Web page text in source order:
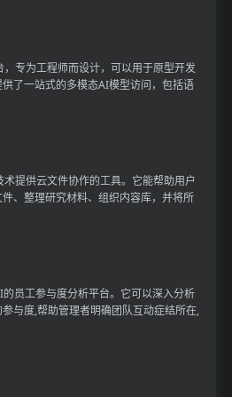
专为工程师而设计，可以用于原型开发
了一站式的多模态AI模型访问，包括语
提供云文件协作的工具。它能帮助用户
、整理研究材料、组织内容库，并将所
员工参与度分析平台。它可以深入分析
与度,帮助管理者明确团队互动症结所在,